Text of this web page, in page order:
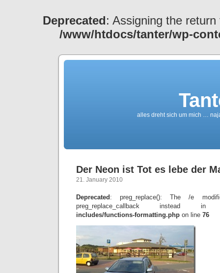
Deprecated: Assigning the
/www/htdocs/tanter/wp-
alles dreht sich um mich …
Der Neon ist Tot es lebe der
21. January 2010
Deprecated : preg_replace(): The /e
preg_replace_callback instead
includes/functions-formatting.php on line 76